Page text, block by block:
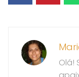
Olá!